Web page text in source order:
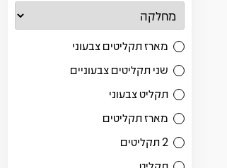
מארז תקליטים צבעוני
שני תקליטים צבעוניים
תקליט צבעוני
מארז תקליטים
2 תקליטים